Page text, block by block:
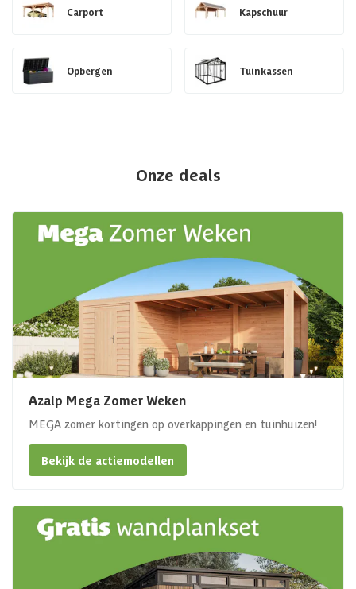
Carport Kapschuur
Opbergen Tuinkassen
Onze deals
Azalp Mega Zomer Weken
MEGA zomer kortingen op overkappingen en tuinhuizen!
Bekijk de actiemodellen